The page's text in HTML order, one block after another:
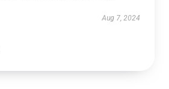
Aug 7, 2024